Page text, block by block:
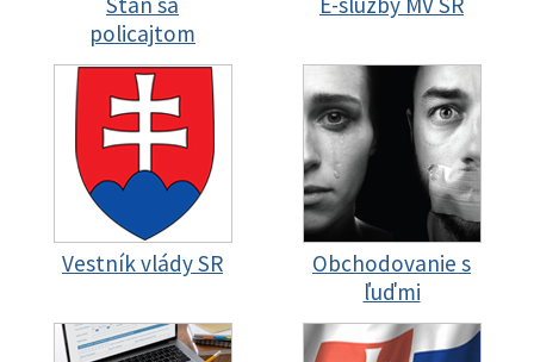
policajtom
Vestník vlády SR
Obchodovanie s
ľuďmi